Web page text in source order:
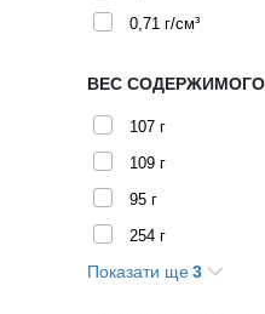
0,71 г/см³
ВЕС СОДЕРЖИМОГО
107 г
109 г
95 г
254 г
255 г
Показати ще3